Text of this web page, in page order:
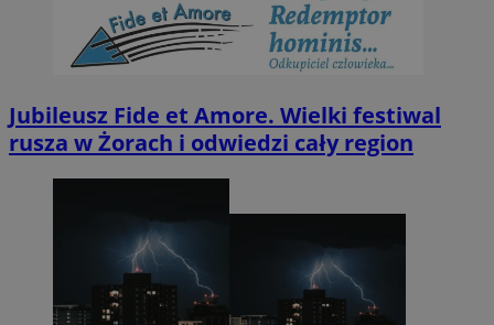
Jubileusz Fide et Amore. Wielki festiwal
rusza w Żorach i odwiedzi cały region